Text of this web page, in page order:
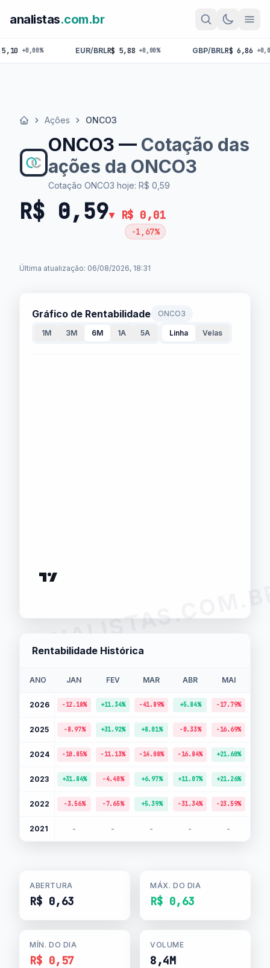
analistas.com.br
EUR/BRL +0,00% GBP/BRL +0,00% BTC
Início Ações ONCO3
ONCO3 — Cotação das
ações da ONCO3
Cotação ONCO3 hoje: R$ 0,59
R$ 0,59▼ R$ 0,01
-1,67%
Última atualização: 06/08/2026, 18:31
Gráfico de Rentabilidade ONCO3
1M 3M 6M 1A 5A Linha Velas
Rentabilidade Histórica
ANO JAN FEV MAR ABR MAI
2026 -12.18% +11.34% -41.89% +5.84% -17.79%
2025 -8.97% +31.92% +8.01% -0.33% -16.69%
2024 -10.85% -11.13% -14.08% -16.84% +21.60%
2023 +31.84% -4.40% +6.97% +11.07% +21.26%
2022 -3.56% -7.65% +5.39% -31.34% -23.59%
2021 - - - - -
ABERTURA
R$ 0,63
MÁX. DO DIA
R$ 0,63
MÍN. DO DIA
R$ 0,57
VOLUME
8,4M